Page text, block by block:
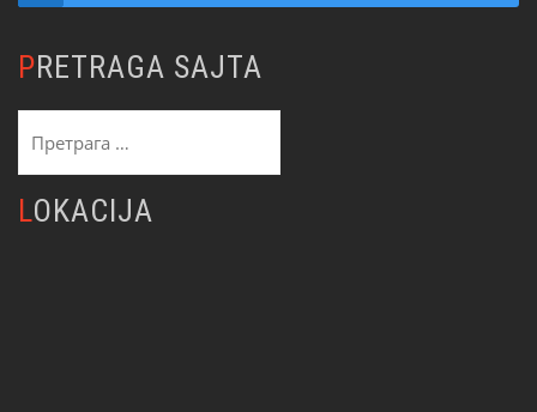
PRETRAGA SAJTA
за:
LOKACIJA